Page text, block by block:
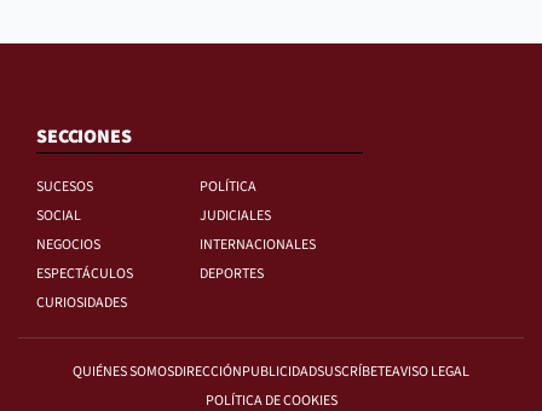
SECCIONES
SUCESOS
POLÍTICA
SOCIAL
JUDICIALES
NEGOCIOS
INTERNACIONALES
ESPECTÁCULOS
DEPORTES
CURIOSIDADES
QUIÉNES SOMOSDIRECCIÓNPUBLICIDADSUSCRÍBETEAVISO LEGAL
POLÍTICA DE COOKIES